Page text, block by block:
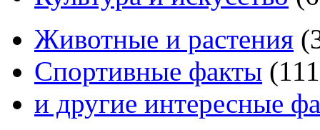
Животные и растения (
Спортивные факты (111
и другие интересные